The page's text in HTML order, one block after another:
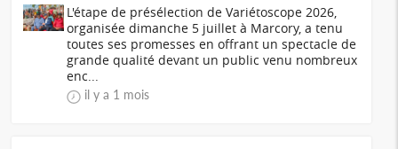
L'étape de présélection de Variétoscope 2026,
organisée dimanche 5 juillet à Marcory, a tenu
toutes ses promesses en offrant un spectacle de
grande qualité devant un public venu nombreux
enc...
il y a 1 mois